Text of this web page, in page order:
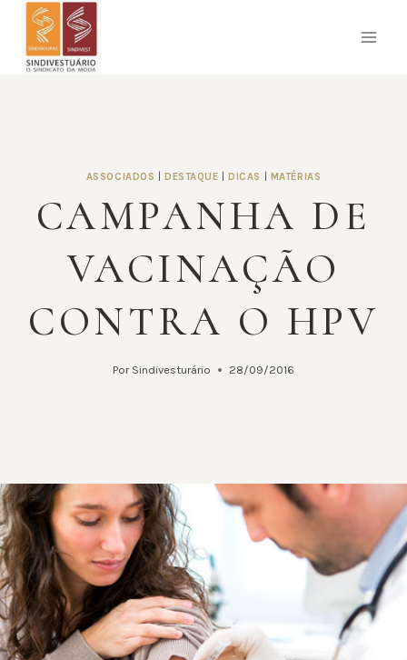
Pular
ASSOCIADOS |DESTAQUE |DICAS MATÉRIAS
CAMPANHA DE
VACINAÇÃO
CONTRA O HPV
Por Sindivesturário 28/09/2016